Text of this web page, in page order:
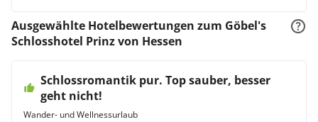
Ausgewählte Hotelbewertungen zum Göbel's
Schlosshotel Prinz von Hessen
Schlossromantik pur. Top sauber, besser
geht nicht!
Wander- und Wellnessurlaub